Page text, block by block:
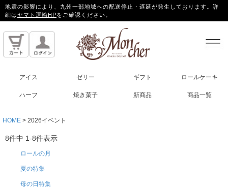
地震の影響により、九州一部地域への配送停止・遅延が発生しております。詳
細はヤマト運輸HPをご確認ください。
アイス ゼリー ギフト ロールケーキ
ハーフ 焼き菓子 新商品 商品一覧
HOME 2026イベント
8件中 1-8件表示
ロールの月
夏の特集
母の日特集